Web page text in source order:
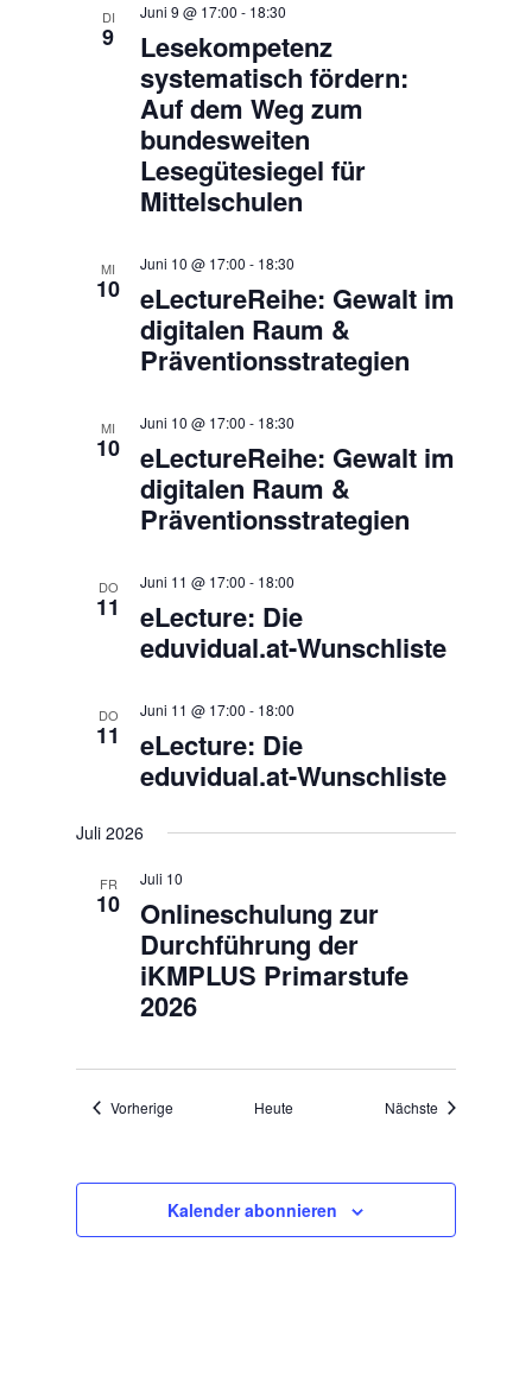
DI
9
Juni 9 @ 17:00 - 18:30
​​Lesekompetenz
systematisch fördern:
Auf dem Weg zum
bundesweiten
Lesegütesiegel für
Mittelschulen​
MI
10
Juni 10 @ 17:00 - 18:30
eLectureReihe: Gewalt im
digitalen Raum &
Präventionsstrategien
MI
10
Juni 10 @ 17:00 - 18:30
eLectureReihe: Gewalt im
digitalen Raum &
Präventionsstrategien
DO
11
Juni 11 @ 17:00 - 18:00
eLecture: Die
eduvidual.at-Wunschliste
DO
11
Juni 11 @ 17:00 - 18:00
eLecture: Die
eduvidual.at-Wunschliste
Juli 2026
FR
10
Juli 10
Onlineschulung zur
Durchführung der
iKMPLUS Primarstufe
2026
Vorherige Veranstaltungen
Heute Nächste
Kalender abonnieren